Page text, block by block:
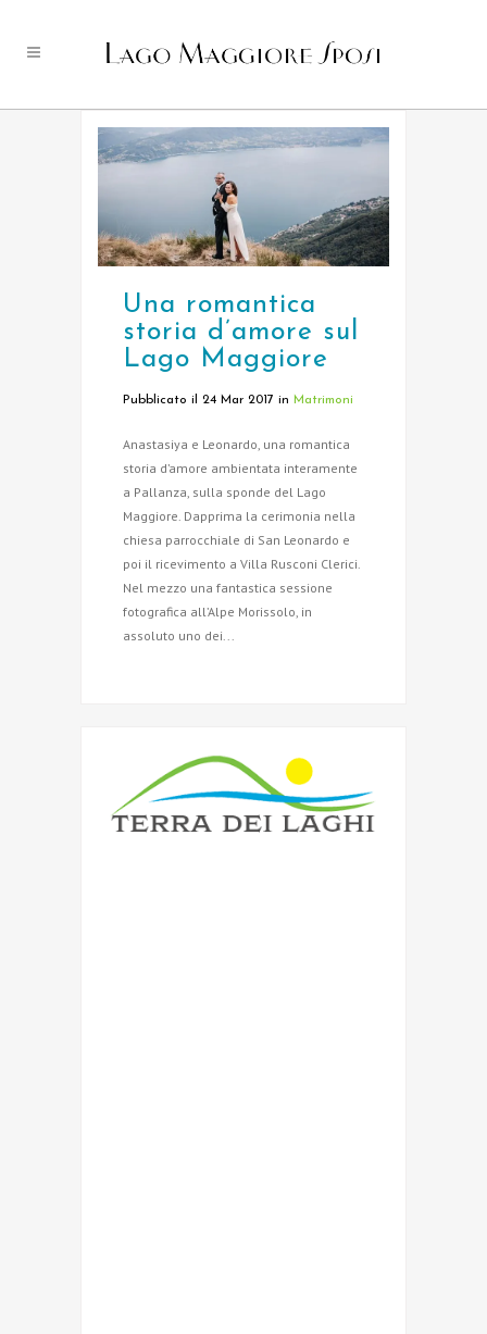
Una romantica
storia d’amore sul
Lago Maggiore
Pubblicato il 24 Mar 2017 in Matrimoni
Anastasiya e Leonardo, una romantica
storia d’amore ambientata interamente
a Pallanza, sulla sponde del Lago
Maggiore. Dapprima la cerimonia nella
chiesa parrocchiale di San Leonardo e
poi il ricevimento a Villa Rusconi Clerici.
Nel mezzo una fantastica sessione
fotografica all’Alpe Morissolo, in
assoluto uno dei...